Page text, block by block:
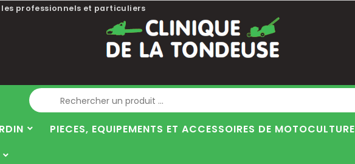
professionnels et particuliers
Blog
PIECES, EQUIPEMENTS ET ACCESSOIRES DE MOTOCULTURE